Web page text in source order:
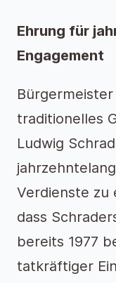
Ehrung für
Engagement
traditionelles
Ludwig
Verdienste zu
dass
bereits 1977
tatkräftiger